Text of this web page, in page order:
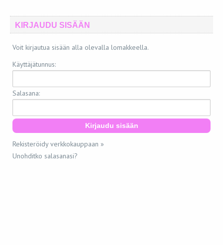
KIRJAUDU SISÄÄN
Voit kirjautua sisään alla olevalla lomakkeella.
Käyttäjätunnus:
Salasana:
Rekisteröidy verkkokauppaan »
Unohditko salasanasi?